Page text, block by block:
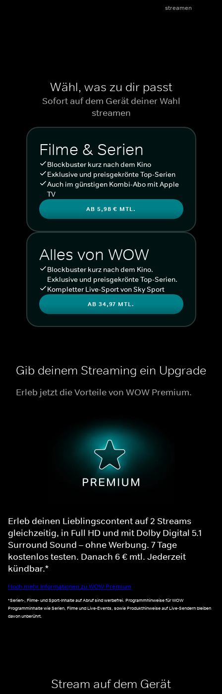
streamen
Wähl, was zu dir passt
Sofort auf dem Gerät deiner Wahl
streamen
Filme & Serien
Blockbuster kurz nach dem Kino
Exklusive und preisgekrönte Top-Serien
Auch im günstigen Kombi-Abo mit Apple
TV
AB 5,98 € MTL.
Alles von WOW
Blockbuster kurz nach dem Kino.
Exklusive und preisgekrönte Top-Serien.
Kompletter Live-Sport von Sky Sport
AB 34,97 MTL.
Gib deinem Streaming ein Upgrade
Erleb jetzt die Vorteile von WOW Premium.
Erleb deinen Lieblingscontent auf 2 Streams
gleichzeitig, in Full HD und mit Dolby Digital 5.1
Surround Sound – ohne Werbung. 7 Tage
kostenlos testen. Danach 6 € mtl. Jederzeit
kündbar.*
Noch mehr Informationen zu WOW Premium
*Serien-, Filme- und Sport-Inhalte auf Abruf sind werbefrei. Programmhinweise für WOW
Programminhalte wie Serien, Filme und Live-Events, sowie Produkthinweise auf Live-Sendern bleiben
davon unberührt.
Stream auf dem Gerät